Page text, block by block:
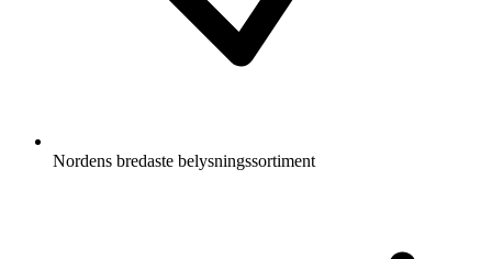
Nordens bredaste belysningssortiment